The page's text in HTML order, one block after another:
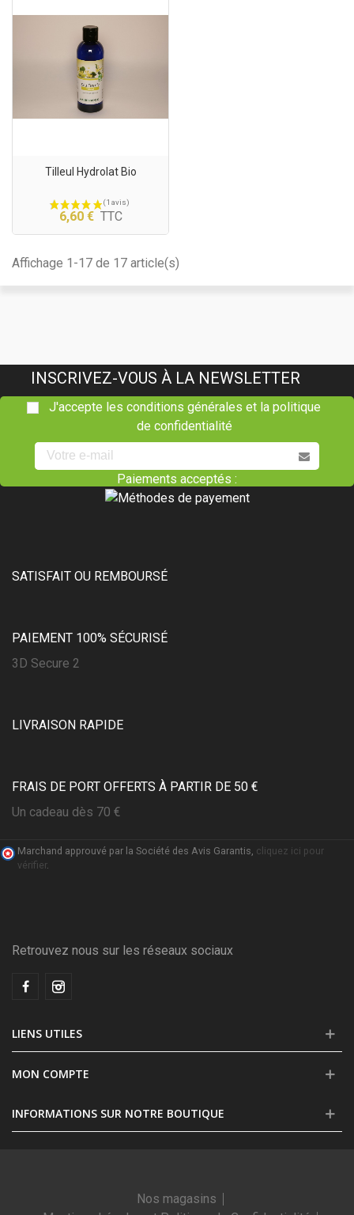
(1 avis)
Tilleul Hydrolat Bio
6,60 € TTC
Affichage 1-17 de 17 article(s)
INSCRIVEZ-VOUS À LA NEWSLETTER
J'accepte les conditions générales et la politique
de confidentialité
Paiements acceptés :
SATISFAIT OU REMBOURSÉ
PAIEMENT 100% SÉCURISÉ
3D Secure 2
LIVRAISON RAPIDE
FRAIS DE PORT OFFERTS À PARTIR DE 50 €
Un cadeau dès 70 €
Marchand approuvé par la Société des Avis Garantis, cliquez ici pour
vérifier.
Retrouvez nous sur les réseaux sociaux
INFORMATIONS SUR NOTRE BOUTIQUE
LIENS UTILES
MON COMPTE
Nos magasins